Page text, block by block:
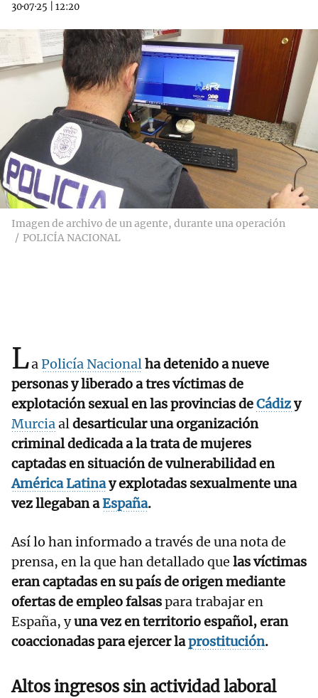
30·07·25
12:20
Imagen de archivo de un agente, durante una operación
POLICÍA NACIONAL
LaPolicía Nacionalha detenido a nueve
personas y liberado a tres víctimas de
explotación sexual en las provincias deCádizy
Murciaaldesarticular una organización
criminal dedicada a la trata de mujeres
captadas en situación de vulnerabilidad en
América Latinay explotadas sexualmente una
vez llegaban aEspaña.
Así lo han informado a través de una nota de
prensa, en la que han detallado que las víctimas
eran captadas en su país de origen mediante
ofertas de empleo falsaspara trabajar en
España, yuna vez en territorio español, eran
coaccionadas para ejercer laprostitución.
Altos ingresos sin actividad laboral